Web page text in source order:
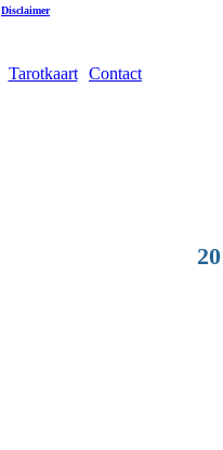
Disclaimer
Tarotkaart Contact